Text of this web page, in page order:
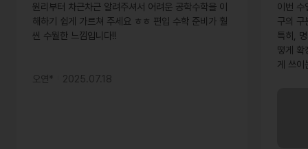
원리부터 차근차근 알려주셔서 어려운 공학수학을 이
해하기 쉽게 가르쳐 주세요 ㅎㅎ 편입 수학 준비가 훨
씬 수월한 느낌입니다!!
오연* 2025.07.18
이번 수
구의 구
특히,
떻게 확
게 쓰이